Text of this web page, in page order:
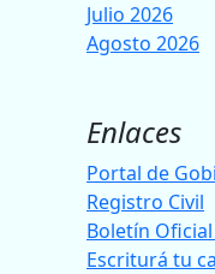
Julio 2026
Agosto 2026
Enlaces
Portal de
Registro Civil
Boletín Oficial
Escriturá tu